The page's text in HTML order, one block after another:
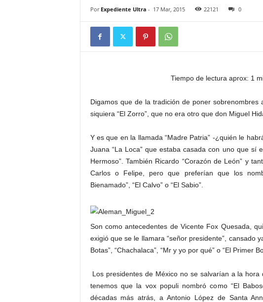
Por Expediente Ultra - 17 Mar, 2015 22121 0
Tiempo de lectura aprox: 1
Digamos que de la tradición de poner
siquiera “El Zorro”, que no era otro que don Miguel
Y es que en la llamada “Madre Patria” -¿quién le
Juana “La Loca” que estaba casada con uno que sí
Hermoso”. También Ricardo “Corazón de León” y
Carlos o Felipe, pero que preferían que los
Bienamado”, “El Calvo” o “El Sabio”.
Son como antecedentes de Vicente Fox Quesada,
exigió que se le llamara “señor presidente”, cansado
Botas”, “Chachalaca”, “Mr y yo por qué” o “El Primer
Los presidentes de México no se salvarían a la
tenemos que la vox populi nombró como “El
décadas más atrás, a Antonio López de Santa